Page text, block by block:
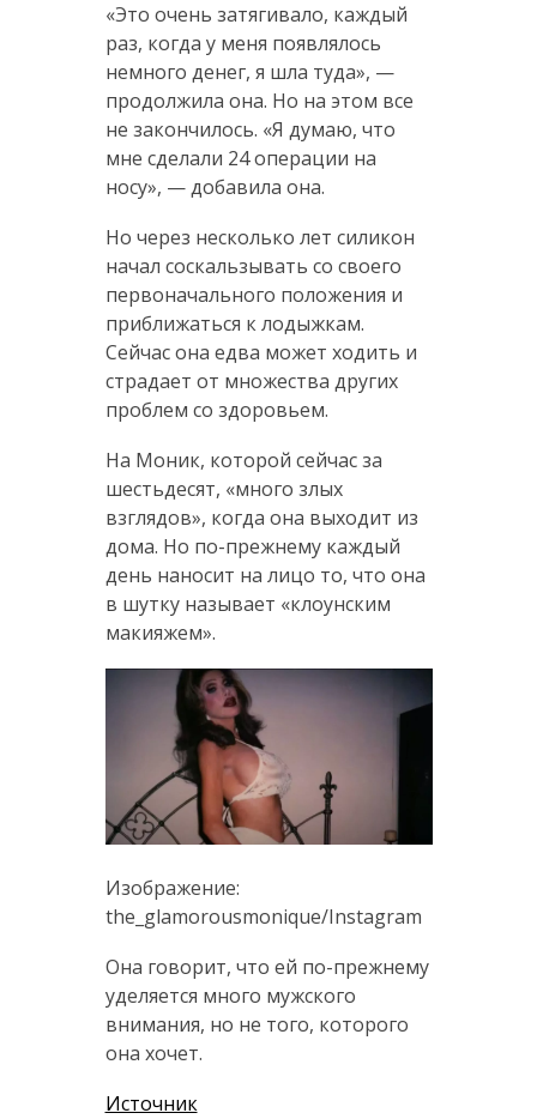
«Это очень затягивало, каждый
раз, когда у меня появлялось
немного денег, я шла туда», —
продолжила она. Но на этом все
не закончилось. «Я думаю, что
мне сделали 24 операции на
носу», — добавила она.
Но через несколько лет силикон
начал соскальзывать со своего
первоначального положения и
приближаться к лодыжкам.
Сейчас она едва может ходить и
страдает от множества других
проблем со здоровьем.
На Моник, которой сейчас за
шестьдесят, «много злых
взглядов», когда она выходит из
дома. Но по-прежнему каждый
день наносит на лицо то, что она
в шутку называет «клоунским
макияжем».
Изображение:
the_glamorousmonique/Instagram
Она говорит, что ей по-прежнему
уделяется много мужского
внимания, но не того, которого
она хочет.
Источник